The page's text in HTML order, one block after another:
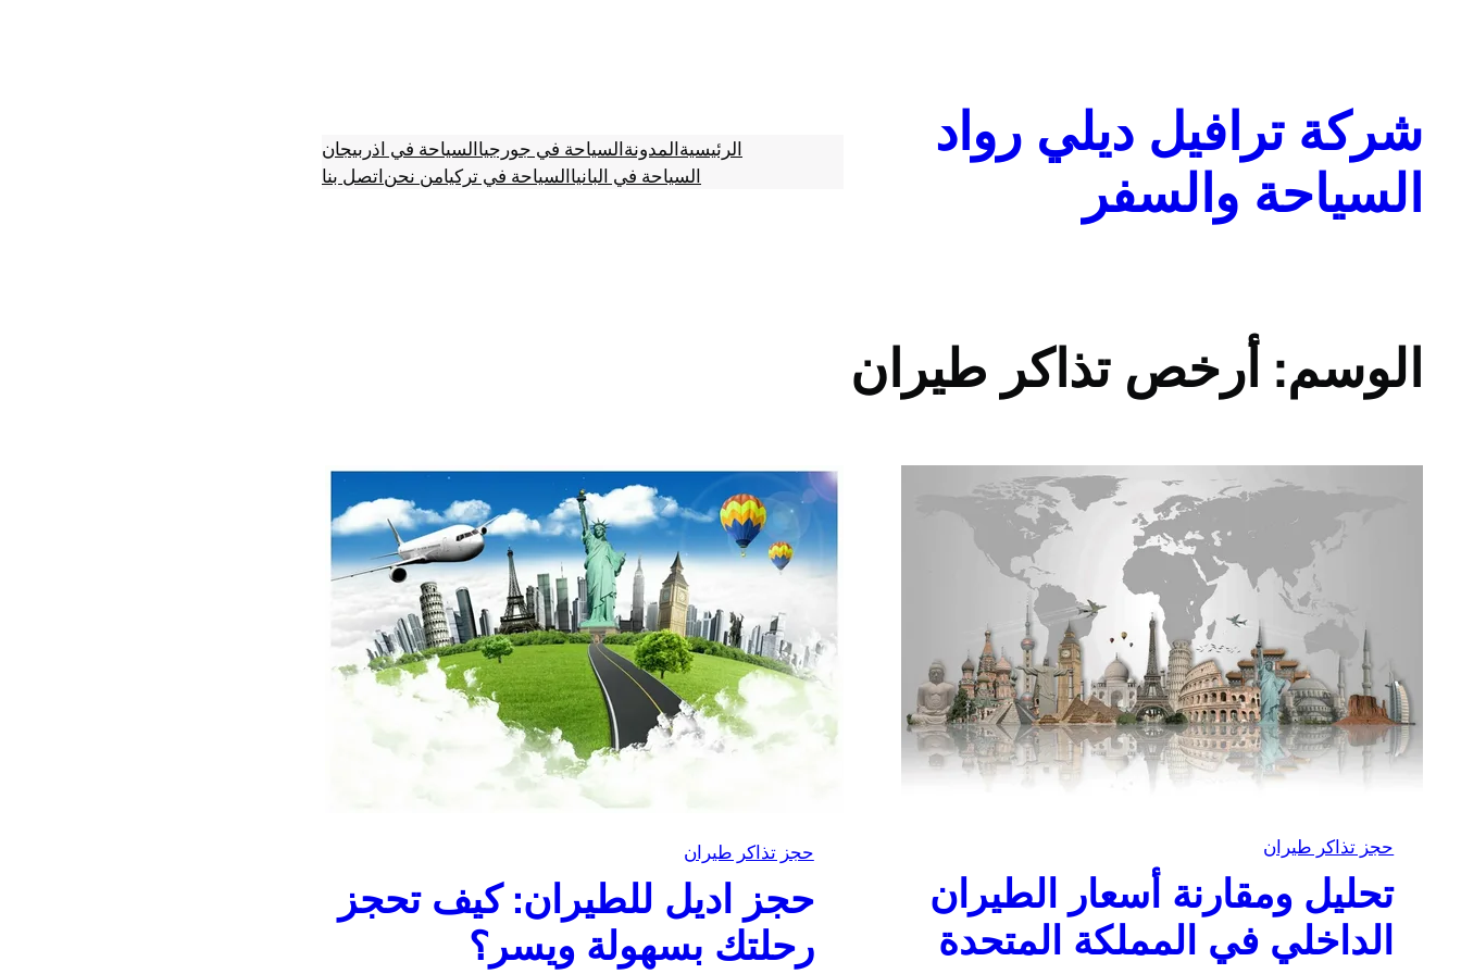
شركة ترافيل ديلي رواد
السياحة والسفر
الرئيسيةالمدونةالسياحة في جورجياالسياحة في اذربيجان
السياحة في البانياالسياحة في تركيامن نحناتصل بنا
الوسم: أرخص تذاكر طيران
حجز تذاكر طيران
تحليل ومقارنة أسعار الطيران
الداخلي في المملكة المتحدة
حجز تذاكر طيران
حجز اديل للطيران: كيف تحجز
رحلتك بسهولة ويسر؟